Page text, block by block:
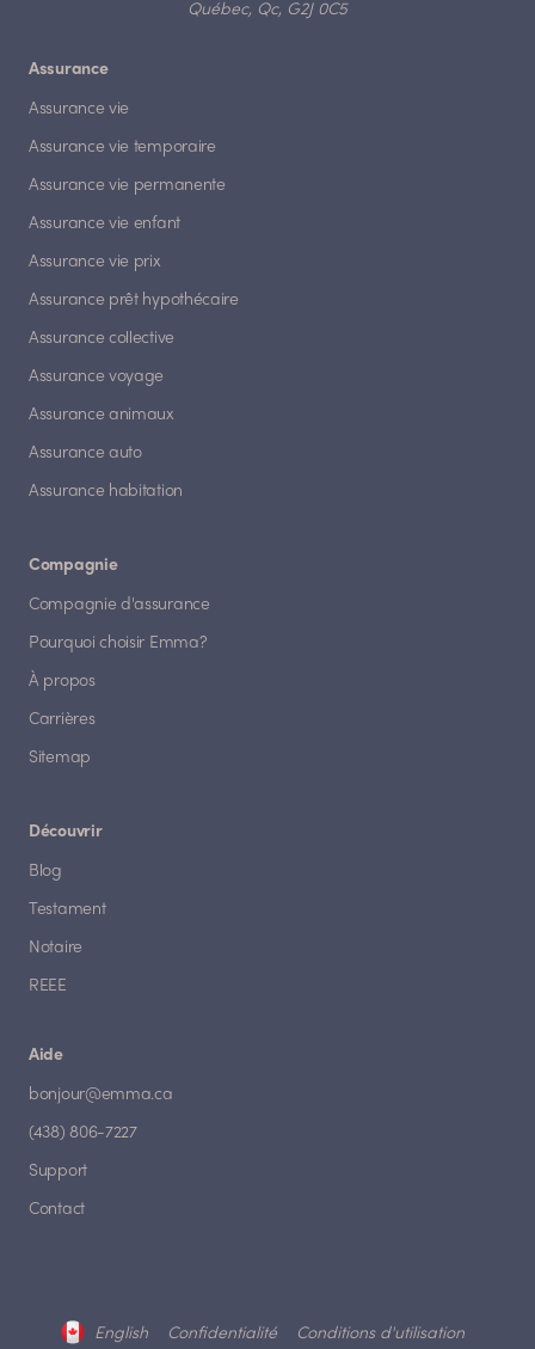
Québec, Qc, G2J 0C5
Assurance
Assurance vie
Assurance vie temporaire
Assurance vie permanente
Assurance vie enfant
Assurance vie prix
Assurance prêt hypothécaire
Assurance collective
Assurance voyage
Assurance animaux
Assurance auto
Assurance habitation
Compagnie
Compagnie d'assurance
Pourquoi choisir Emma?
À propos
Carrières
Sitemap
Découvrir
Blog
Testament
Notaire
REEE
Aide
bonjour@emma.ca
(438) 806-7227
Support
Contact
English Confidentialité Conditions d'utilisation